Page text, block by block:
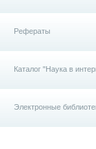
Рефераты
Каталог "Наука в
Электронные